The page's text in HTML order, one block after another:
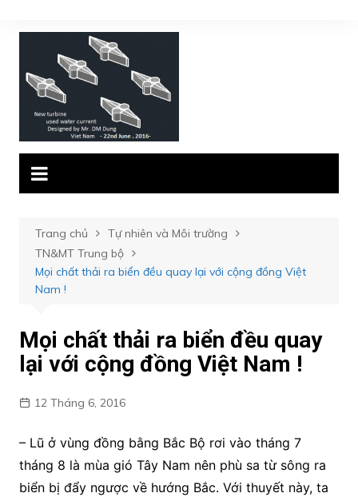
đến
Trang chủ
Tự nhiên và Môi trường
TN&MT Trung bộ
Mọi chất thải ra biển đều quay lại với cộng đồng Việt
Nam !
Mọi chất thải ra biển đều quay
lại với cộng đồng Việt Nam !
12 Tháng 6, 2016
– Lũ ở vùng đồng bằng Bắc Bộ rơi vào tháng 7
tháng 8 là mùa gió Tây Nam nên phù sa từ sông ra
biển bị đẩy ngược về hướng Bắc. Với thuyết này, ta